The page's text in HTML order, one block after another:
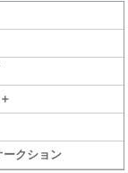
ークション